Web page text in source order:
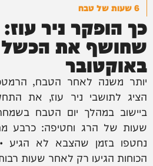
6 שעות של טבח
כך הופקר ניר
באוקטובר
יותר משנה לאחר הטבח,
הציג לתושבי ניר עוז, את
ביישוב במהלך יום הטבח
שעות של הרג וחטיפה: כרבע
נחטפו בזמן שהצבא לא הגיע
הכוחות הגיעו רק לאחר שעות